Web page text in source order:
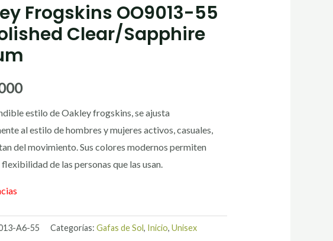
Frogskins OO9013-55
Clear/Sapphire
estilo de Oakley frogskins, se ajusta
al estilo de hombres y mujeres activos, casuales,
del movimiento. Sus colores modernos permiten
de las personas que las usan.
A6-55 Categorías:Gafas de Sol, Inicio,Unisex